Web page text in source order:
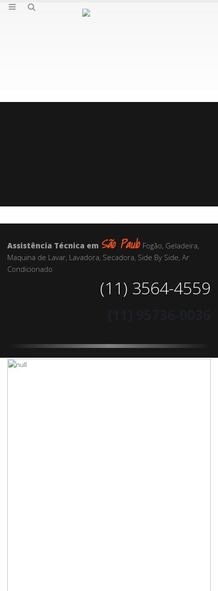
Assistência Técnica em São PauloFogão, Geladeira,
Maquina de Lavar, Lavadora, Secadora, Side By Side, Ar
Condicionado
(11) 3564-4559